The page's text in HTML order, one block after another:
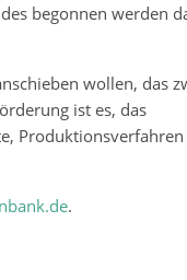
begonnen werden
wollen, das
ist es, das
.